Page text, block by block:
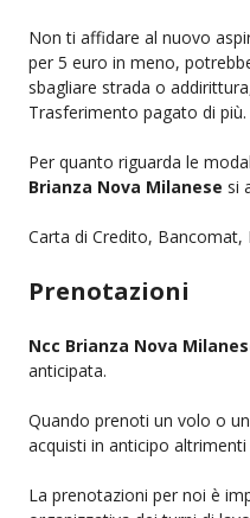
Non ti affidare al nuovo
per 5 euro in meno,
sbagliare strada o
Trasferimento pagato di più.
Per quanto riguarda le
Brianza Nova Milanese si
Carta di Credito, Bancomat,
Prenotazioni
Ncc Brianza Nova
anticipata.
Quando prenoti un volo o
acquisti in anticipo
La prenotazioni per noi è